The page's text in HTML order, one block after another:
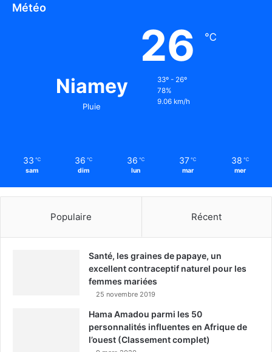
Météo
Niamey
Pluie
26 ℃
33º - 26º
78%
9.06 km/h
33 ℃
sam
36 ℃
dim
36 ℃
lun
37 ℃
mar
38 ℃
mer
Populaire Récent
Santé, les graines de papaye, un
excellent contraceptif naturel pour les
femmes mariées
25 novembre 2019
Hama Amadou parmi les 50
personnalités influentes en Afrique de
l’ouest (Classement complet)